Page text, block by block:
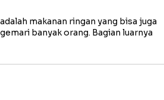
makanan ringan yang bisa juga
banyak orang. Bagian luarnya